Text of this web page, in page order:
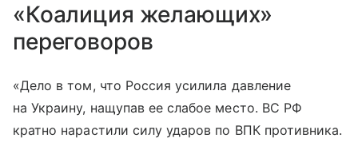
«Коалиция желающих»
переговоров
«Дело в том, что Россия усилила давление
на Украину, нащупав ее слабое место. ВС РФ
кратно нарастили силу ударов по ВПК противника.